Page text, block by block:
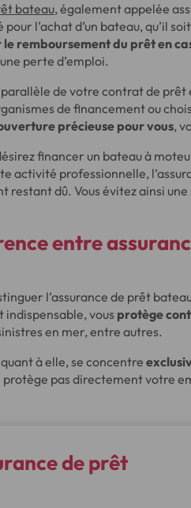
bateau, également appelée
l’achat d’un bateau, qu’il
remboursement du prêt en
perte d’emploi.
de votre contrat de
de financement ou
précieuse pour vous,
financer un bateau à
activité professionnelle,
restant dû. Vous évitez ainsi
entre
l’assurance de prêt
vous protège
en mer, entre autres.
à elle, se concentre
protège pas directement votre
de prêt